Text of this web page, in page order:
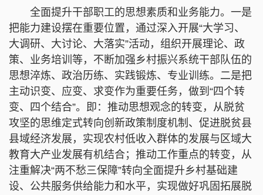
全面提升干部职工的思想素质和业务能力。一是
把能力建设摆在重要位置，通过深入开展“大学习、
大调研、大讨论、大落实”活动，组织开展理论、政
策、业务培训等，不断加强乡村振兴系统干部队伍的
思想淬炼、政治历练、实践锻炼、专业训练。二是把
主动识变、应变、求变作为重要任务，做到“四个转
变、四个结合”。即：推动思想观念的转变，从脱贫
攻坚的思维定式转向创新政策制度机制、促进脱贫县
县域经济发展，实现农村低收入群体的发展与区域大
教育大产业发展有机结合；推动工作重点的转变，从
注重解决“两不愁三保障”转向全面提升乡村基础建
设、公共服务供给能力和水平，实现做好巩固拓展脱